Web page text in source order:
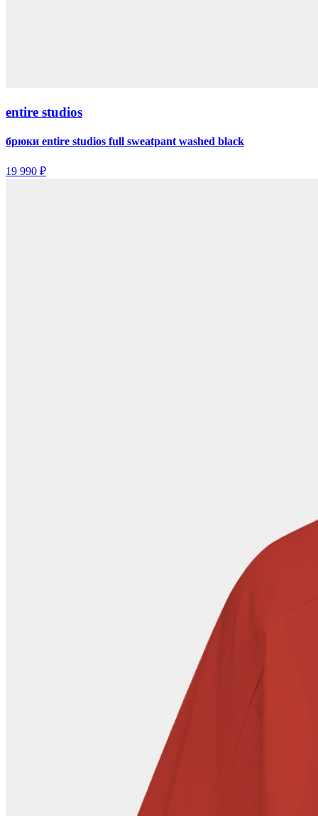
entire studios
брюки entire studios full sweatpant washed black
19 990 ₽